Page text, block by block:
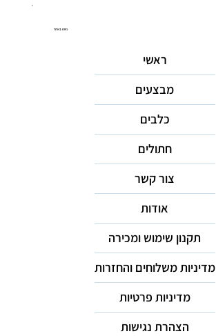
ניווט באתר
ראשי
מבצעים
כלבים
חתולים
צור קשר
אודות
תקנון שימוש ומכירה
מדיניות משלוחים והחזרות
מדיניות פרטיות
הצהרת נגישות